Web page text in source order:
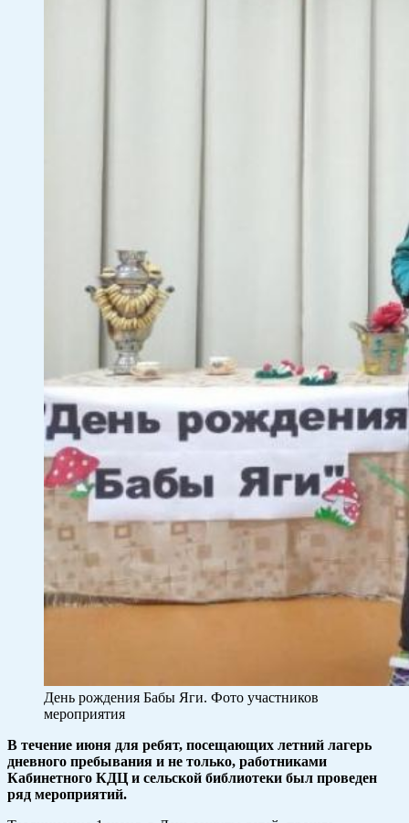
День рождения Бабы Яги. Фото участников
мероприятия
В течение июня для ребят, посещающих летний лагерь
дневного пребывания и не только, работниками
Кабинетного КДЦ и сельской библиотеки был проведен
ряд мероприятий.